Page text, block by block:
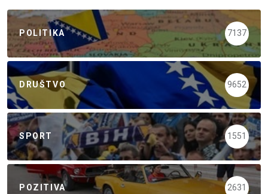
POLITIKA 7137
DRUŠTVO 9652
SPORT 1551
POZITIVA 2631